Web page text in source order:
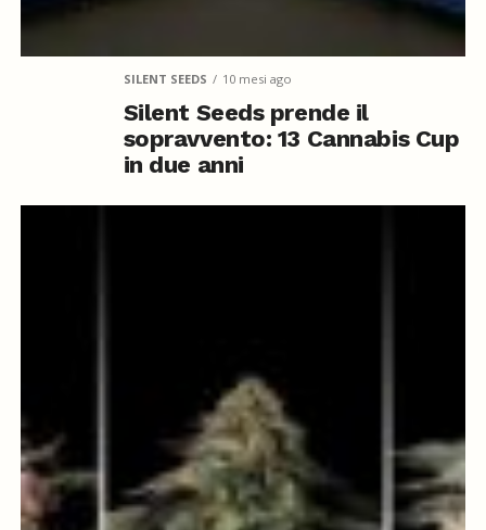
SILENT SEEDS 10 mesi ago
Silent Seeds prende il
sopravvento: 13 Cannabis Cup
in due anni